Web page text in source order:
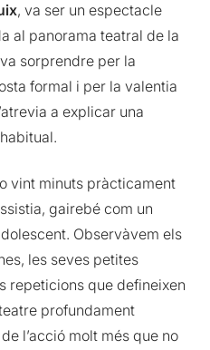
, va ser un espectacle
al panorama teatral de la
sorprendre per la
formal i per la valentia
a explicar una
vint minuts pràcticament
gairebé com un
Observàvem els
les seves petites
repeticions que defineixen
profundament
l’acció molt més que no